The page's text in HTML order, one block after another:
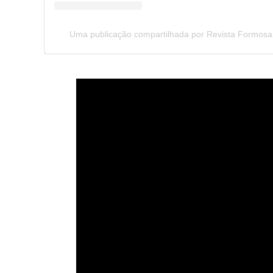
Uma publicação compartilhada por Revista